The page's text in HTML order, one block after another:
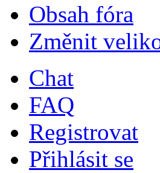
Obsah fóra
Změnit
Chat
FAQ
Registrovat
Přihlásit se